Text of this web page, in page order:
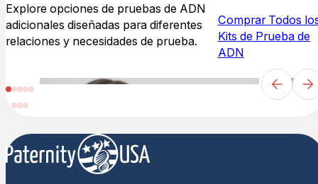
Explore opciones de pruebas de ADN
adicionales diseñadas para diferentes
relaciones y necesidades de prueba.
Comprar Todos
Kits de Prueba de
ADN